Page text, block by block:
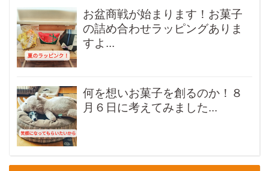
お盆商戦が始まります！お菓子
の詰め合わせラッピングありま
すよ...
何を想いお菓子を創るのか！８
月６日に考えてみました...